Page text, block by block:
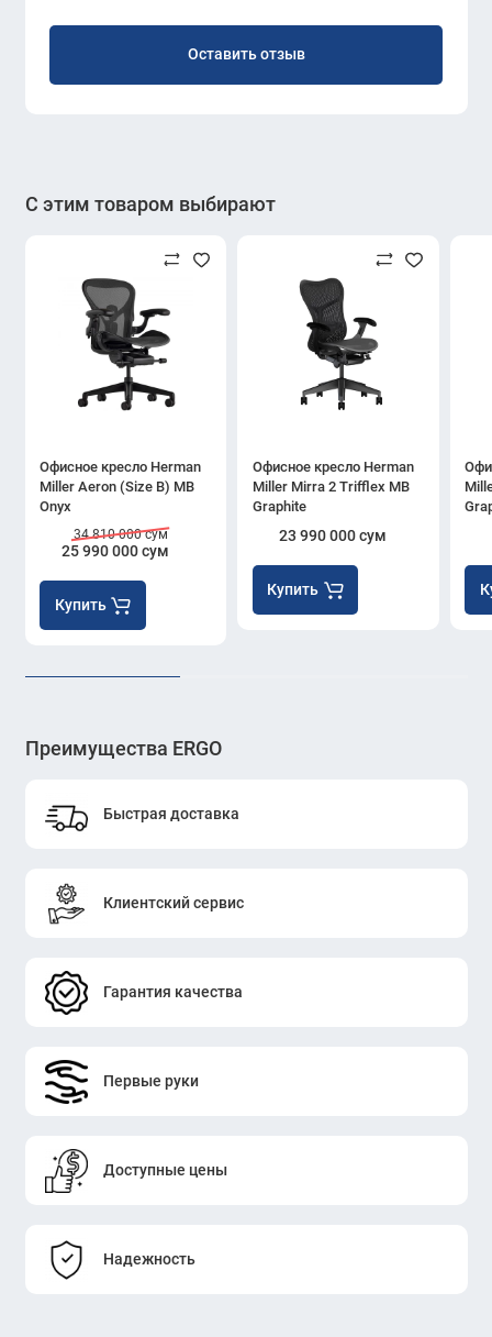
Оставить отзыв
С этим товаром выбирают
Офисное кресло Herman
Miller Aeron (Size B) MB
Onyx
25 990 000 сум
34 810 000 сум
Купить
Офисное кресло Herman
Miller Mirra 2 Trifflex MB
Graphite
23 990 000 сум
Купить
Преимущества ERGO
Быстрая доставка
Клиентский сервис
Гарантия качества
Первые руки
Доступные цены
Надежность